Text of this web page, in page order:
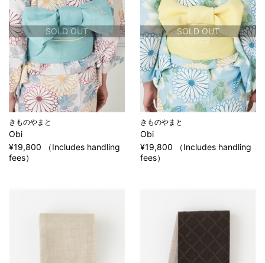
SOLD OUT
きものやまと
Obi
¥19,800 （Includes handling
fees）
SOLD OUT
きものやまと
Obi
¥19,800 （Includes handling
fees）